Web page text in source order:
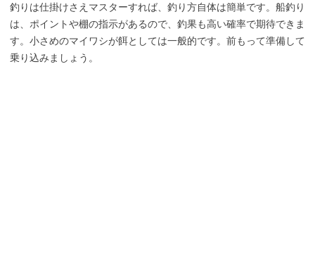
釣りは仕掛けさえマスターすれば、釣り方自体は簡単です。船釣り
は、ポイントや棚の指示があるので、釣果も高い確率で期待できま
す。小さめのマイワシが餌としては一般的です。前もって準備して
乗り込みましょう。